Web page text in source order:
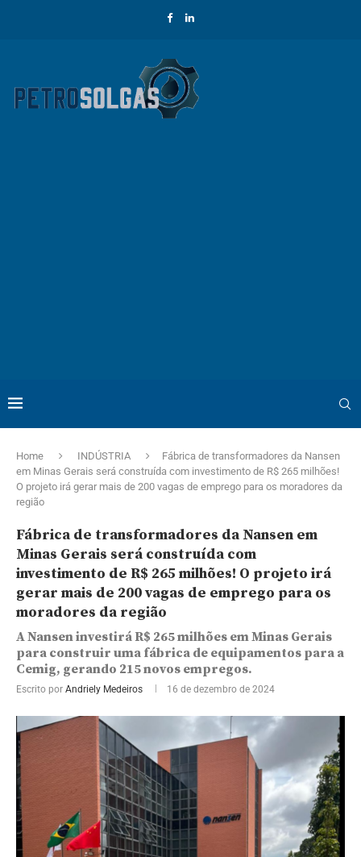
Home INDÚSTRIA
Fábrica de transformadores da Nansen
em Minas Gerais será construída com investimento de R$ 265 milhões!
O projeto irá gerar mais de 200 vagas de emprego para os moradores da
região
Fábrica de transformadores da Nansen em
Minas Gerais será construída com
investimento de R$ 265 milhões! O projeto irá
gerar mais de 200 vagas de emprego para os
moradores da região
A Nansen investirá R$ 265 milhões em Minas Gerais
para construir uma fábrica de equipamentos para a
Cemig, gerando 215 novos empregos.
Escrito por Andriely Medeiros 16 de dezembro de 2024